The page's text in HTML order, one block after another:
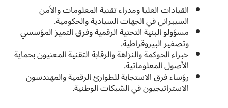
القيادات العليا ومدراء تقنية المعلومات والأمن
السيبراني في الجهات السيادية والحكومية.
مسؤولو البنية التحتية الرقمية وفرق التميز المؤسسي
وتصفير البيروقراطية.
خبراء الحوكمة والنزاهة والرقابة التقنية المعنيون بحماية
الأصول المعلوماتية.
رؤساء فرق الاستجابة للطوارئ الرقمية والمهندسون
الاستراتيجيون في الشبكات الوطنية.